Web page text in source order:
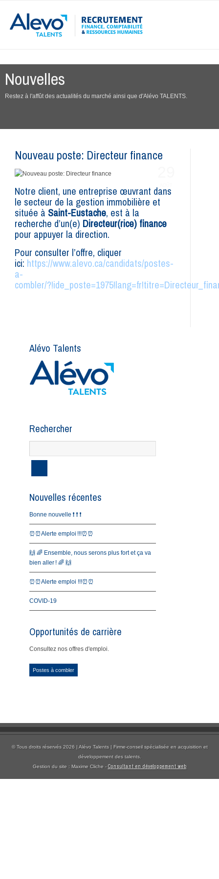
Nouvelles
Restez à l'affût des actualités du marché ainsi que d'Alévo TALENTS.
Nouveau poste: Directeur finance
Notre client, une entreprise œuvrant dans
le secteur de la gestion immobilière et
située à Saint-Eustache, est à la
recherche d’un(e) Directeur(rice) finance
pour appuyer la direction.
Pour consulter l’offre, cliquer
ici: https://www.alevo.ca/candidats/postes-
a-
combler/
Alévo Talents
Rechercher
Nouvelles récentes
Bonne nouvelle ❗️ ❗️ ❗️
⏰⏰Alerte emploi !!!⏰⏰
🙌 🌈 Ensemble, nous serons plus fort et ça va
bien aller ! 🌈 🙌
⏰⏰Alerte emploi !!!⏰⏰
COVID-19
Opportunités de carrière
Consultez nos offres d'emploi.
Postes à combler
© Tous droits réservés 2026 | Alévo Talents | Firme-conseil spécialisée en acquisition et
développement des talents.
Gestion du site : Maxime Cliche -Consultant en développement web